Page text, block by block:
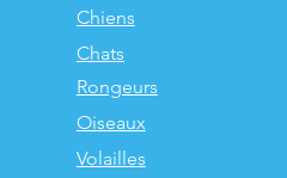
Chiens
Chats
Rongeurs
Oiseaux
Volailles